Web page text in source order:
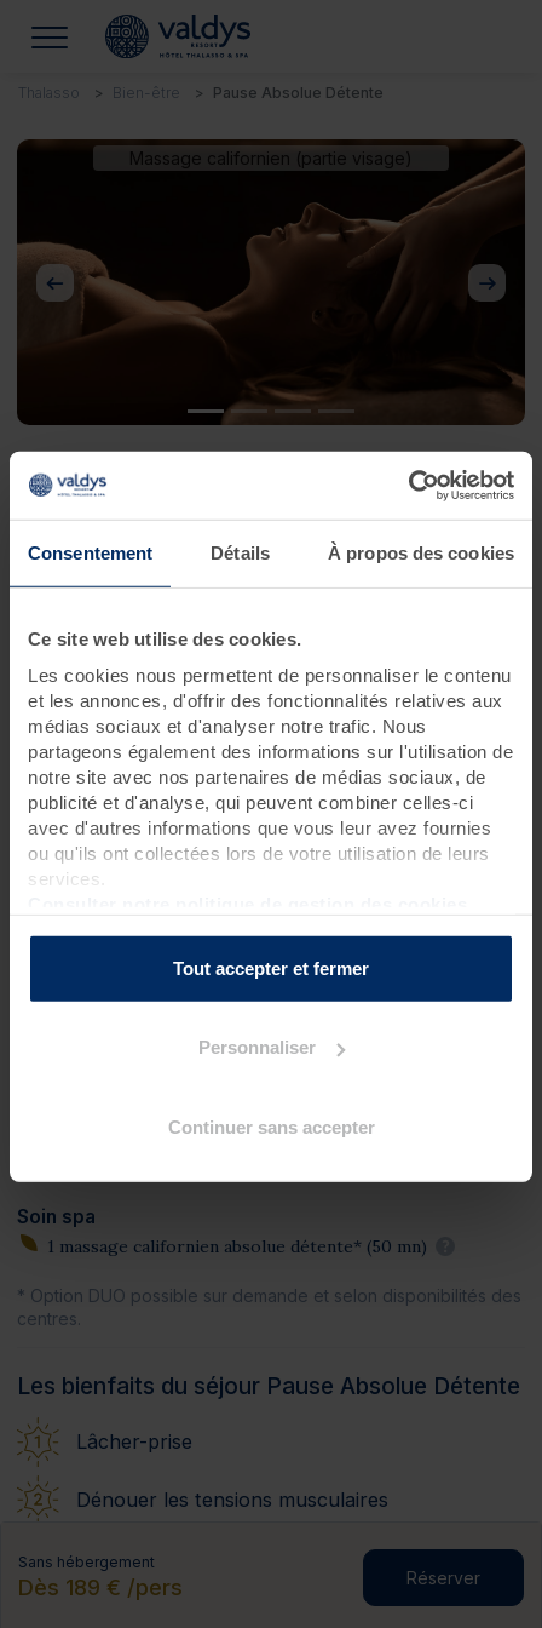
Consentement Détails À propos des cookies
Ce site web utilise des cookies.
Les cookies nous permettent de personnaliser le contenu
et les annonces, d'offrir des fonctionnalités relatives aux
médias sociaux et d'analyser notre trafic. Nous
partageons également des informations sur l'utilisation de
notre site avec nos partenaires de médias sociaux, de
publicité et d'analyse, qui peuvent combiner celles-ci
avec d'autres informations que vous leur avez fournies
ou qu'ils ont collectées lors de votre utilisation de leurs
services.
Tout accepter et fermer
Personnaliser
Continuer sans accepter
Sans hébergement
Dès 189 € /pers Réserver
Thalasso Bien-être Pause Absolue Détente
Massage californien (partie visage)
Précédent
Pause Absolue Détente
1 jour • 3 soins
Tout le monde rêve d'avoir son moment privilégié, pour ne
penser à rien. Cette journée est idéale pour se recentrer sur
soi-même. Des soins thalasso et spa, ainsi qu'un accès libre au
Spa Marin vous feront oublier le monde extérieur le temps
d'une journée. Pause possible tous les jours.
Rendez-vous à 8h40 pour une réservation le matin
Rendez-vous à 13h40 pour une réservation l’après-midi
Pour connaître l’heure de début de votre premier soin bien-
être, nous vous inviterons à contacter la thalasso 48h avant
Programme des soins
Soin spa
1 massage californien absolue détente* (50 mn)
* Option DUO possible sur demande et selon disponibilités des
centres.
Les bienfaits du séjour Pause Absolue Détente
Lâcher-prise
Dénouer les tensions musculaires
Booster son énergie